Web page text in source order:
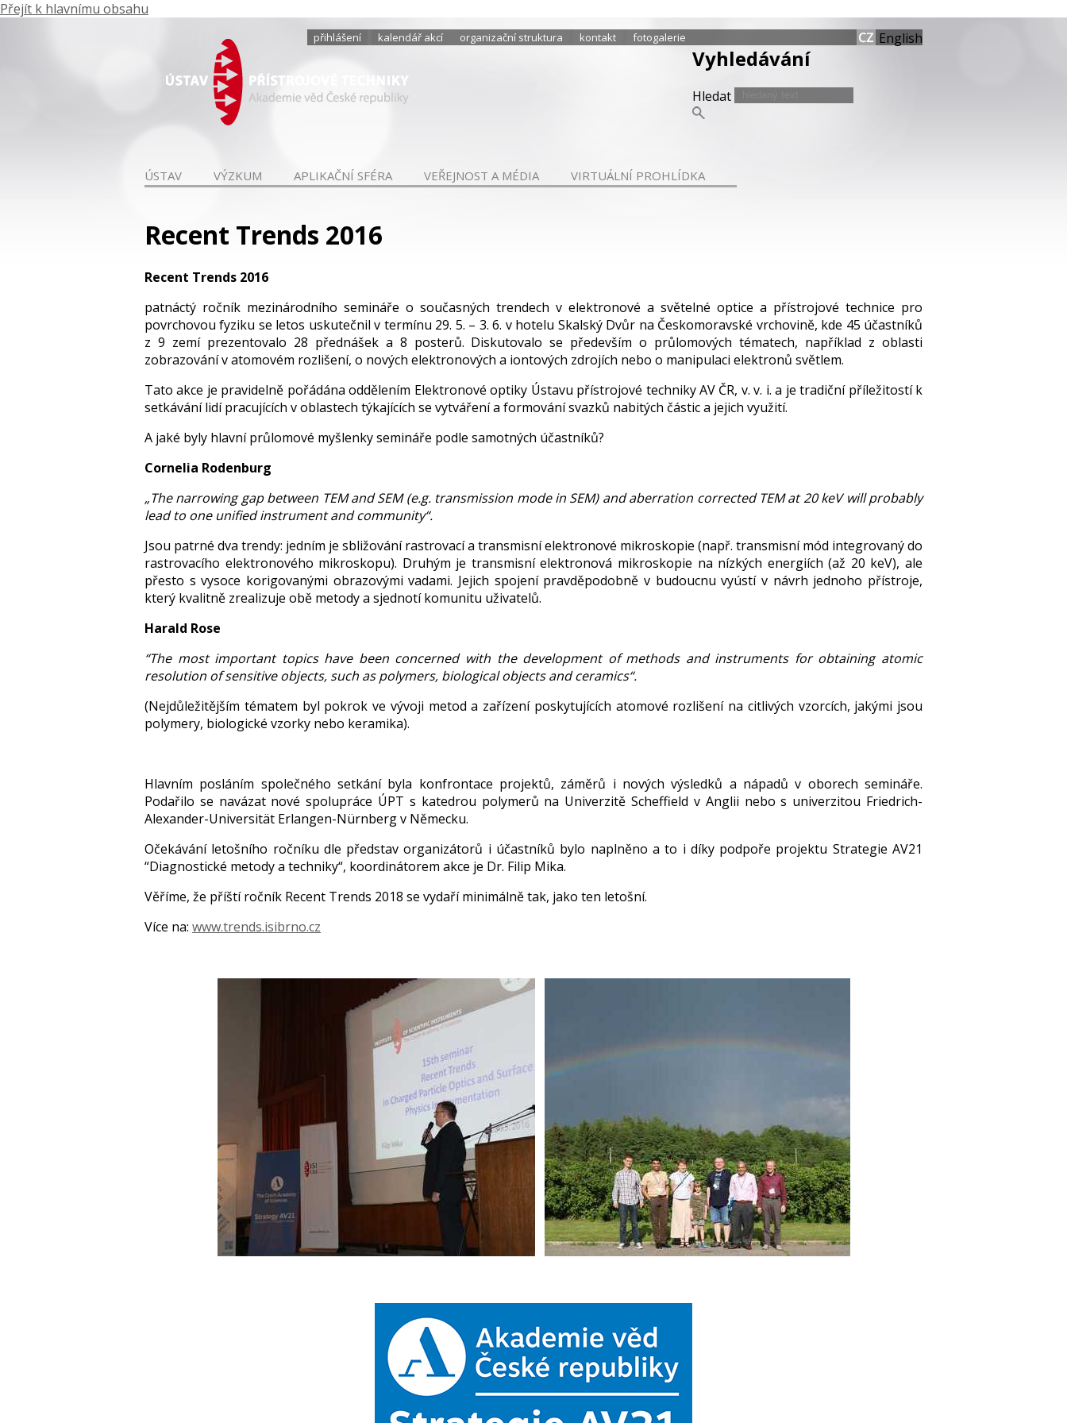
Přejít k hlavnímu obsahu
přihlášení kalendář akcí organizační struktura kontakt fotogalerie
Vyhledávání
Hledat
English
ÚSTAV VÝZKUM APLIKAČNÍ SFÉRA VEŘEJNOST A MÉDIA VIRTUÁLNÍ PROHLÍDKA
Recent Trends 2016
Recent Trends 2016
patnáctý ročník mezinárodního semináře o současných trendech v elektronové a světelné optice a přístrojové technice pro
povrchovou fyziku se letos uskutečnil v termínu 29. 5. – 3. 6. v hotelu Skalský Dvůr na Českomoravské vrchovině, kde 45 účastníků
z 9 zemí prezentovalo 28 přednášek a 8 posterů. Diskutovalo se především o průlomových tématech, například z oblasti
zobrazování v atomovém rozlišení, o nových elektronových a iontových zdrojích nebo o manipulaci elektronů světlem.
Tato akce je pravidelně pořádána oddělením Elektronové optiky Ústavu přístrojové techniky AV ČR, v. v. i. a je tradiční příležitostí k
setkávání lidí pracujících v oblastech týkajících se vytváření a formování svazků nabitých částic a jejich využití.
A jaké byly hlavní průlomové myšlenky semináře podle samotných účastníků?
Cornelia Rodenburg
„The narrowing gap between TEM and SEM (e.g. transmission mode in SEM) and aberration corrected TEM at 20 keV will probably
lead to one unified instrument and community“.
Jsou patrné dva trendy: jedním je sbližování rastrovací a transmisní elektronové mikroskopie (např. transmisní mód integrovaný do
rastrovacího elektronového mikroskopu). Druhým je transmisní elektronová mikroskopie na nízkých energiích (až 20 keV), ale
přesto s vysoce korigovanými obrazovými vadami. Jejich spojení pravděpodobně v budoucnu vyústí v návrh jednoho přístroje,
který kvalitně zrealizuje obě metody a sjednotí komunitu uživatelů.
Harald Rose
“The most important topics have been concerned with the development of methods and instruments for obtaining atomic
resolution of sensitive objects, such as polymers, biological objects and ceramics“.
(Nejdůležitějším tématem byl pokrok ve vývoji metod a zařízení poskytujících atomové rozlišení na citlivých vzorcích, jakými jsou
polymery, biologické vzorky nebo keramika).
Hlavním posláním společného setkání byla konfrontace projektů, záměrů i nových výsledků a nápadů v oborech semináře.
Podařilo se navázat nové spolupráce ÚPT s katedrou polymerů na Univerzitě Scheffield v Anglii nebo s univerzitou Friedrich-
Alexander-Universität Erlangen-Nürnberg v Německu.
Očekávání letošního ročníku dle představ organizátorů i účastníků bylo naplněno a to i díky podpoře projektu Strategie AV21
“Diagnostické metody a techniky“, koordinátorem akce je Dr. Filip Mika.
Věříme, že příští ročník Recent Trends 2018 se vydaří minimálně tak, jako ten letošní.
Více na: www.trends.isibrno.cz